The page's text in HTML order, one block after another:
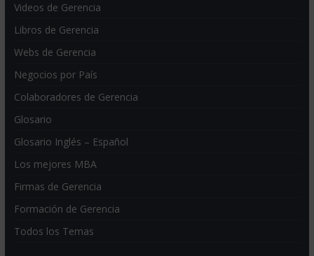
Videos de Gerencia
Libros de Gerencia
Webs de Gerencia
Negocios por País
Colaboradores de Gerencia
Glosario
Glosario Inglés – Español
Los mejores MBA
Firmas de Gerencia
Formación de Gerencia
Todos los Temas